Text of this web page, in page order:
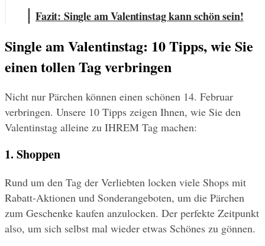
Fazit: Single am Valentinstag kann schön sein!
Single am Valentinstag: 10 Tipps, wie Sie
einen tollen Tag verbringen
Nicht nur Pärchen können einen schönen 14. Februar
verbringen. Unsere 10 Tipps zeigen Ihnen, wie Sie den
Valentinstag alleine zu IHREM Tag machen:
1. Shoppen
Rund um den Tag der Verliebten locken viele Shops mit
Rabatt-Aktionen und Sonderangeboten, um die Pärchen
zum Geschenke kaufen anzulocken. Der perfekte Zeitpunkt
also, um sich selbst mal wieder etwas Schönes zu gönnen.